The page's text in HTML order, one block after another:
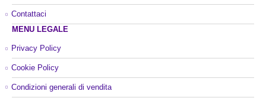
Contattaci
MENU LEGALE
Privacy Policy
Cookie Policy
Condizioni generali di vendita